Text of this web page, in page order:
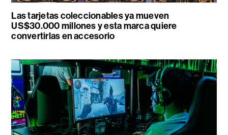
Las tarjetas coleccionables ya mueven
US$30.000 millones y esta marca quiere
convertirlas en accesorio